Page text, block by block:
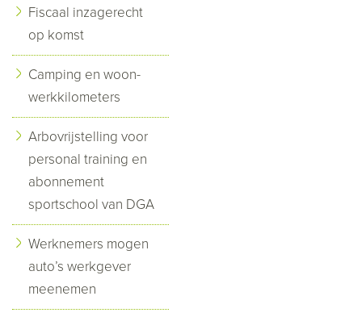
Fiscaal inzagerecht
op komst
Camping en woon-
werkkilometers
Arbovrijstelling voor
personal training en
abonnement
sportschool van DGA
Werknemers mogen
auto’s werkgever
meenemen